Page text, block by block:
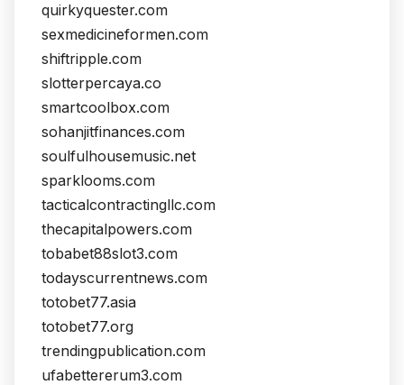
quirkyquester.com
sexmedicineformen.com
shiftripple.com
slotterpercaya.co
smartcoolbox.com
sohanjitfinances.com
soulfulhousemusic.net
sparklooms.com
tacticalcontractingllc.com
thecapitalpowers.com
tobabet88slot3.com
todayscurrentnews.com
totobet77.asia
totobet77.org
trendingpublication.com
ufabettererum3.com